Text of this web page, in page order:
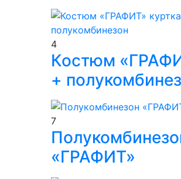
4
Костюм
+
7
«ГРАФИТ»